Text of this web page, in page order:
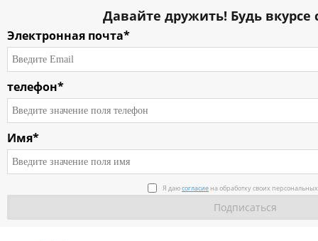
Давайте дружить! Будь вкурсе
Электронная почта*
телефон*
Имя*
Я даюсогласие на обработку своих